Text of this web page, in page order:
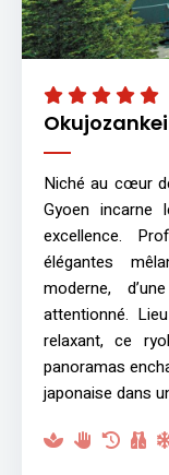
Niché au cœur
Gyoen incarne
excellence.
élégantes
moderne,
attentionné.
relaxant, ce
panoramas
japonaise dans